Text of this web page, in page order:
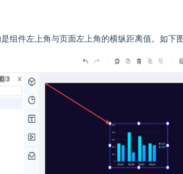
组件左上角与页面左上角的横纵距离值。如下